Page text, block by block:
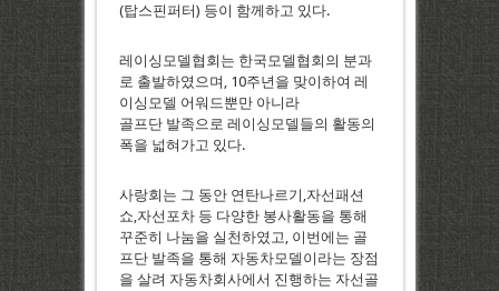
(탑스핀퍼터) 등이 함께하고 있다.
레이싱모델협회는 한국모델협회의 분과
로 출발하였으며, 10주년을 맞이하여 레
이싱모델 어워드뿐만 아니라
골프단 발족으로 레이싱모델들의 활동의
폭을 넓혀가고 있다.
사랑회는 그 동안 연탄나르기,자선패션
쇼,자선포차 등 다양한 봉사활동을 통해
꾸준히 나눔을 실천하였고, 이번에는 골
프단 발족을 통해 자동차모델이라는 장점
을 살려 자동차회사에서 진행하는 자선골